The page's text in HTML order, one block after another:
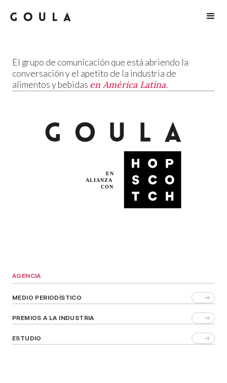
El grupo de comunicación que está abriendo la
conversación y el apetito de la industria de
alimentos y bebidas en América Latina.
AGENCIA
MEDIO PERIODÍSTICO
PREMIOS A LA INDUSTRIA
ESTUDIO